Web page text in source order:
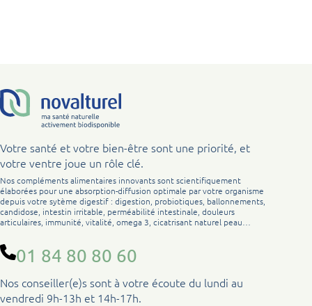
Votre santé et votre bien-être sont une priorité, et
votre ventre joue un rôle clé.
Nos compléments alimentaires innovants sont scientifiquement
élaborées pour une absorption-diffusion optimale par votre organisme
depuis votre sytème digestif : digestion, probiotiques, ballonnements,
candidose, intestin irritable, perméabilité intestinale, douleurs
articulaires, immunité, vitalité, omega 3, cicatrisant naturel peau…
01 84 80 80 60
Nos conseiller(e)s sont à votre écoute du lundi au
vendredi 9h-13h et 14h-17h.